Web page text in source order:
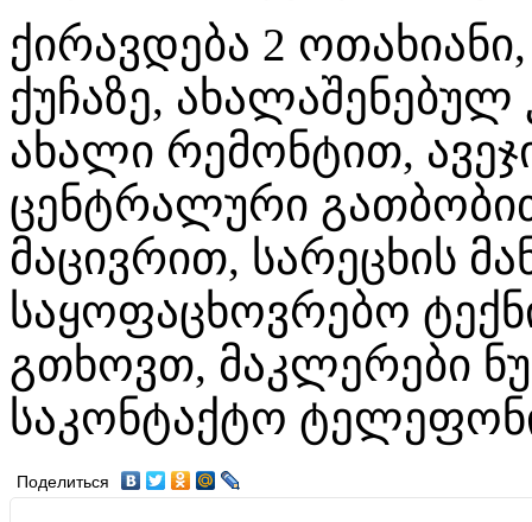
ქირავდება 2
ქუჩაზე,
ახალი რემონტით,
ცენტრალური
მაცივრით, სარეცხის
საყოფაცხოვრებო
გთხოვთ, მაკლერები
საკონტაქტო
Поделиться